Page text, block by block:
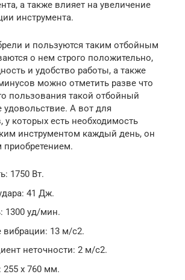
а также влияет на увеличение
инструмента.
и пользуются таким отбойным
о нем строго положительно,
и удобство работы, а также
можно отметить разве что
пользования такой отбойный
удовольствие. А вот для
у которых есть необходимость
инструментом каждый день, он
приобретением.
1750 Вт.
41 Дж.
1300 уд/мин.
вибрации: 13 м/с2.
неточности: 2 м/с2.
х 760 мм.